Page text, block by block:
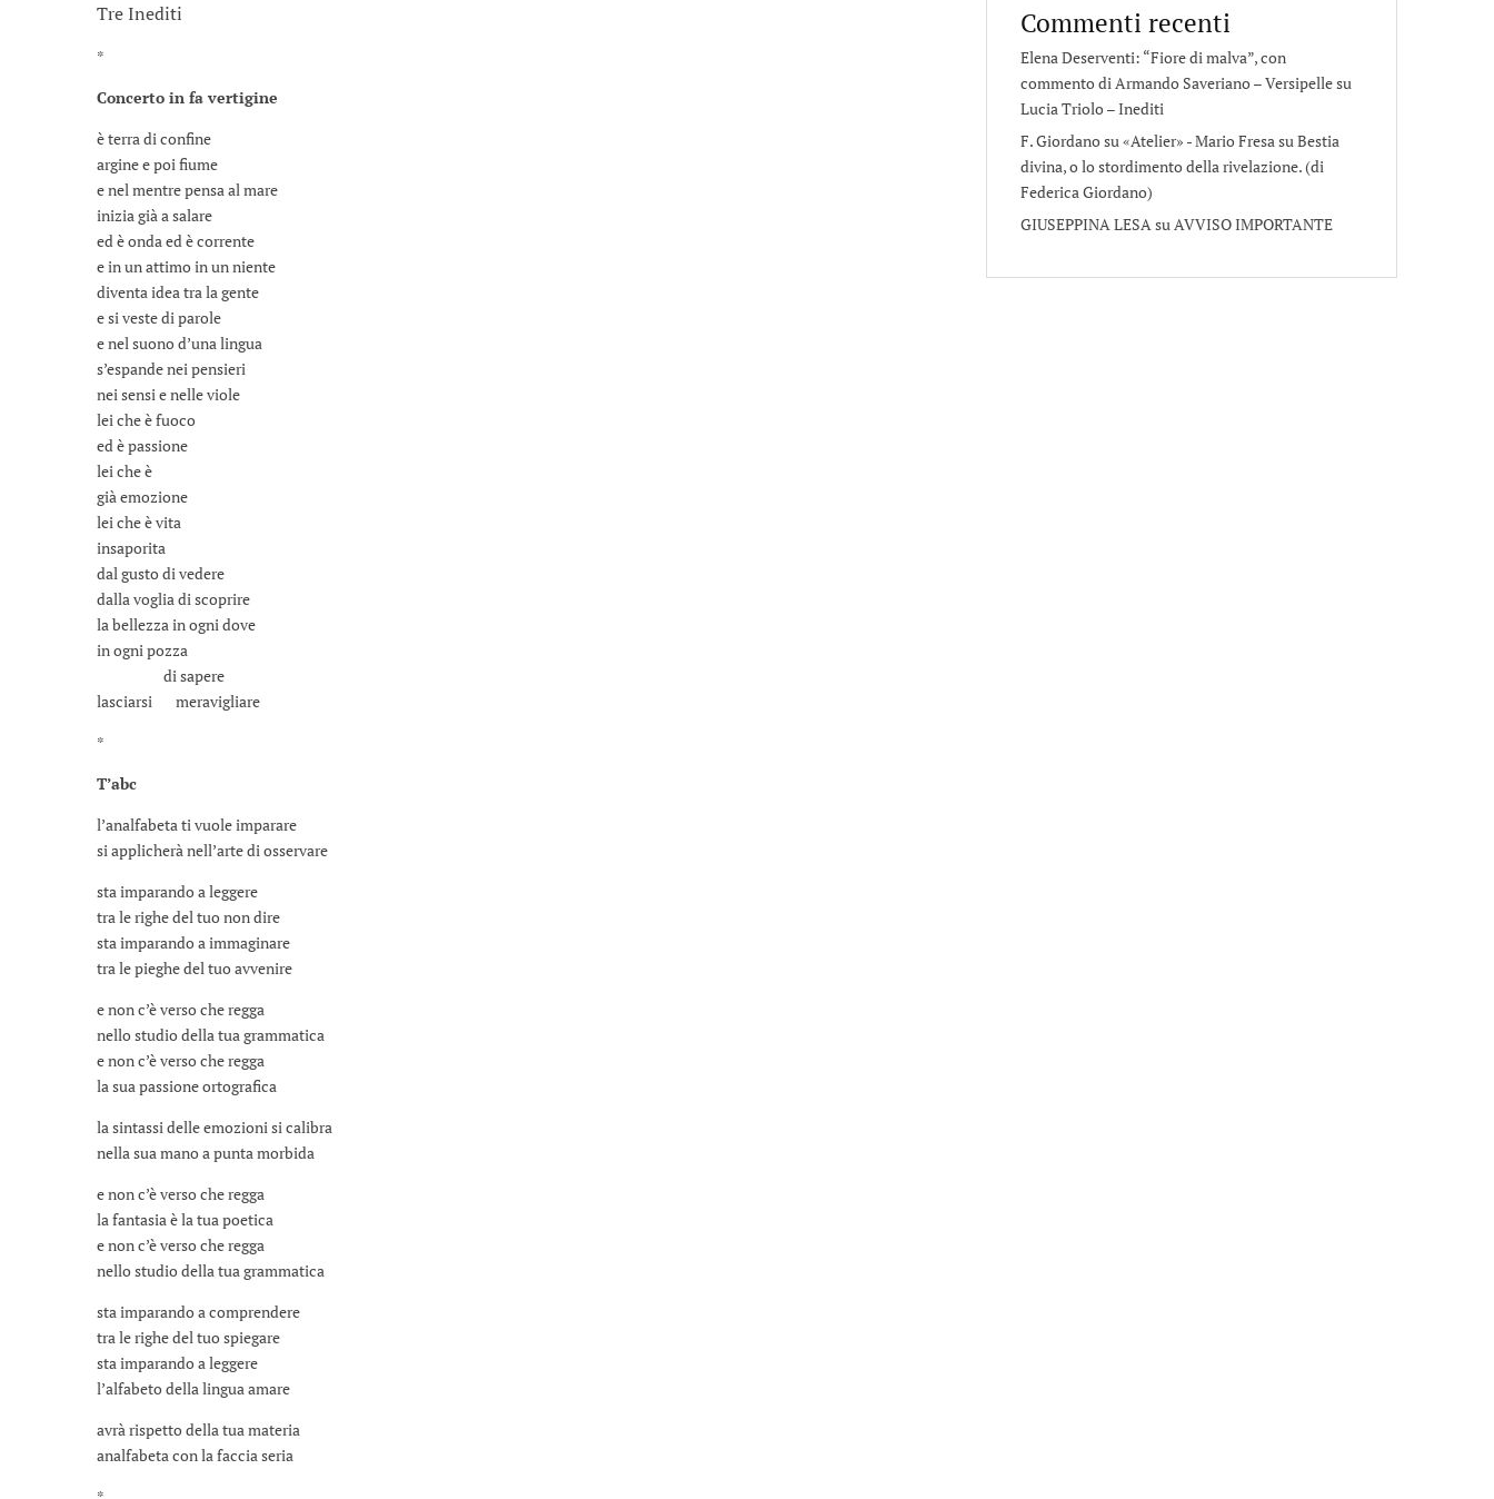
Tre Inediti
*
Concerto in fa vertigine
è terra di confine
argine e poi fiume
e nel mentre pensa al mare
inizia già a salare
ed è onda ed è corrente
e in un attimo in un niente
diventa idea tra la gente
e si veste di parole
e nel suono d’una lingua
s’espande nei pensieri
nei sensi e nelle viole
lei che è fuoco
ed è passione
lei che è
già emozione
lei che è vita
insaporita
dal gusto di vedere
dalla voglia di scoprire
la bellezza in ogni dove
in ogni pozza
di sapere
lasciarsi meravigliare
*
T’abc
l’analfabeta ti vuole imparare
si applicherà nell’arte di osservare
sta imparando a leggere
tra le righe del tuo non dire
sta imparando a immaginare
tra le pieghe del tuo avvenire
e non c’è verso che regga
nello studio della tua grammatica
e non c’è verso che regga
la sua passione ortografica
la sintassi delle emozioni si calibra
nella sua mano a punta morbida
e non c’è verso che regga
la fantasia è la tua poetica
e non c’è verso che regga
nello studio della tua grammatica
sta imparando a comprendere
tra le righe del tuo spiegare
sta imparando a leggere
l’alfabeto della lingua amare
avrà rispetto della tua materia
analfabeta con la faccia seria
Commenti recenti
Elena Deserventi: “Fiore di malva”, con
commento di Armando Saveriano – Versipellesu
Lucia Triolo – Inediti
F. Giordano su «Atelier» - Mario FresasuBestia
divina, o lo stordimento della rivelazione. (di
Federica Giordano)
GIUSEPPINA LESAsuAVVISO IMPORTANTE